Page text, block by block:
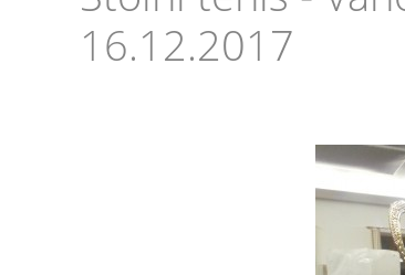
16.12.2017